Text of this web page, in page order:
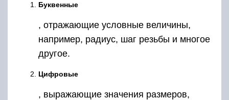
Буквенные
, отражающие условные величины,
например, радиус, шаг резьбы и многое
другое.
Цифровые
, выражающие значения размеров,